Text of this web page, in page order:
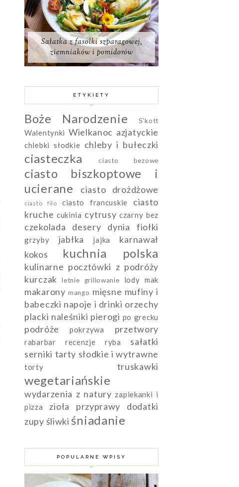
Sałatka z fasolki szparagowej,
ziemniaków i pomidorów
ETYKIETY
Boże Narodzenie S'kott
Walentynki Wielkanoc azjatyckie
chlebki słodkie chleby i bułeczki
ciasteczka ciasto bezowe
ciasto biszkoptowe i
ucierane
ciasto drożdżowe
ciasto filo ciasto francuskie
ciasto
kruche cukinia cytrusy czarny bez
czekolada desery dynia fiołki
grzyby jabłka jajka
karnawał
kokos
kuchnia polska
kulinarne pocztówki z podróży
kurczak
letnie grillowanie lody mak
makarony mango mięsne mufiny i
babeczki napoje i drinki orzechy
placki naleśniki pierogi po grecku
podróże pokrzywa przetwory
rabarbar recenzje ryba
sałatki
serniki tarty słodkie i wytrawne
torty truskawki
wegetariańskie
wydarzenia z natury zapiekanki i
pizza
zioła przyprawy dodatki
zupy śliwki śniadanie
POPULARNE WPISY